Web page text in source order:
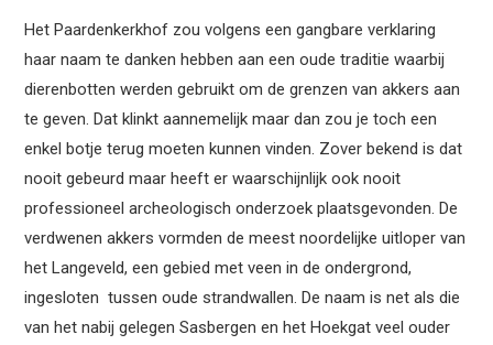
Het Paardenkerkhof zou volgens een gangbare verklaring
haar naam te danken hebben aan een oude traditie waarbij
dierenbotten werden gebruikt om de grenzen van akkers aan
te geven. Dat klinkt aannemelijk maar dan zou je toch een
enkel botje terug moeten kunnen vinden. Zover bekend is dat
nooit gebeurd maar heeft er waarschijnlijk ook nooit
professioneel archeologisch onderzoek plaatsgevonden. De
verdwenen akkers vormden de meest noordelijke uitloper van
het Langeveld, een gebied met veen in de ondergrond,
ingesloten tussen oude strandwallen. De naam is net als die
van het nabij gelegen Sasbergen en het Hoekgat veel ouder